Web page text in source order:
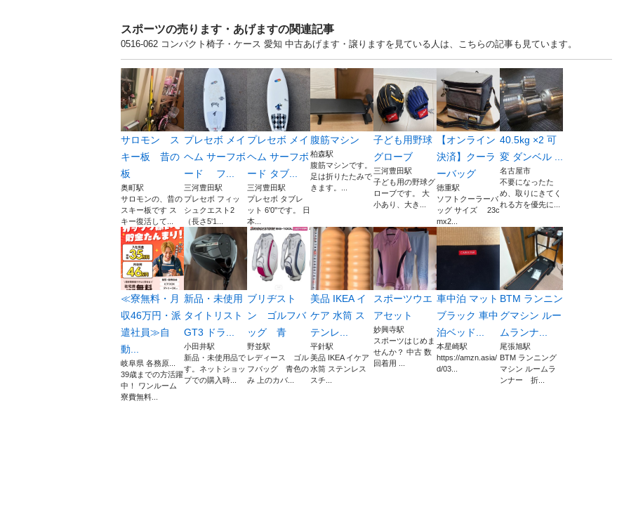
スポーツの売ります・あげますの関連記事
0516-062 コンパクト椅子・ケース 愛知 中古あげます・譲りますを見ている人は、こちらの記事も見ています。
サロモン ス
キー板 昔の
板
奥町駅
サロモンの、昔の
スキー板です ス
キー復活して...
プレセボ メイ
ヘム サーフボ
ード フ...
三河豊田駅
プレセボ フィッ
シュクエスト2
（長さ5'1...
プレセボ メイ
ヘム サーフボ
ード タブ...
三河豊田駅
プレセボ タブレ
ット 6'0''です。 日
本...
腹筋マシン
柏森駅
腹筋マシンです。
足は折りたたみで
きます。...
子ども用野球
グローブ
三河豊田駅
子ども用の野球グ
ローブです。 大
小あり、大き...
【オンライン
決済】クーラ
ーバッグ
徳重駅
ソフトクーラーバ
ッグ サイズ 23c
mx2...
40.5kg ×2 可
変 ダンベル ...
名古屋市
不要になったた
め、取りにきてく
れる方を優先に...
≪寮無料・月
収46万円・派
遣社員≫自
動...
岐阜県 各務原...
39歳までの方活躍
中！ ワンルーム
寮費無料...
新品・未使用
タイトリスト
GT3 ドラ...
小田井駅
新品・未使用品で
す。ネットショッ
プでの購入時...
ブリヂスト
ン ゴルフバ
ッグ 青
野並駅
レディース ゴル
フバッグ 青色の
み 上のカバ...
美品 IKEA イ
ケア 水筒 ス
テンレ...
平針駅
美品 IKEA イケア
水筒 ステンレス
スチ...
スポーツウエ
アセット
妙興寺駅
スポーツはじめま
せんか？ 中古 数
回着用 ...
車中泊 マット
ブラック 車中
泊ベッド...
本星崎駅
https://amzn.asia/
d/03...
BTM ランニン
グマシン ルー
ムランナ...
尾張旭駅
BTM ランニング
マシン ルームラ
ンナー 折...